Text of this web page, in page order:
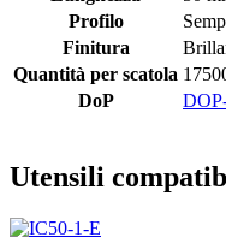
Profilo
Finitura
Quantità per scatola
DoP
Utensili